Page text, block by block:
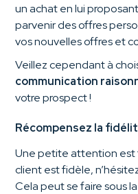
un achat en lui
parvenir des offres
vos nouvelles offres et
Veillez cependant à
communication
votre prospect !
Récompensez la
Une petite attention est
client est fidèle,
Cela peut se faire sous